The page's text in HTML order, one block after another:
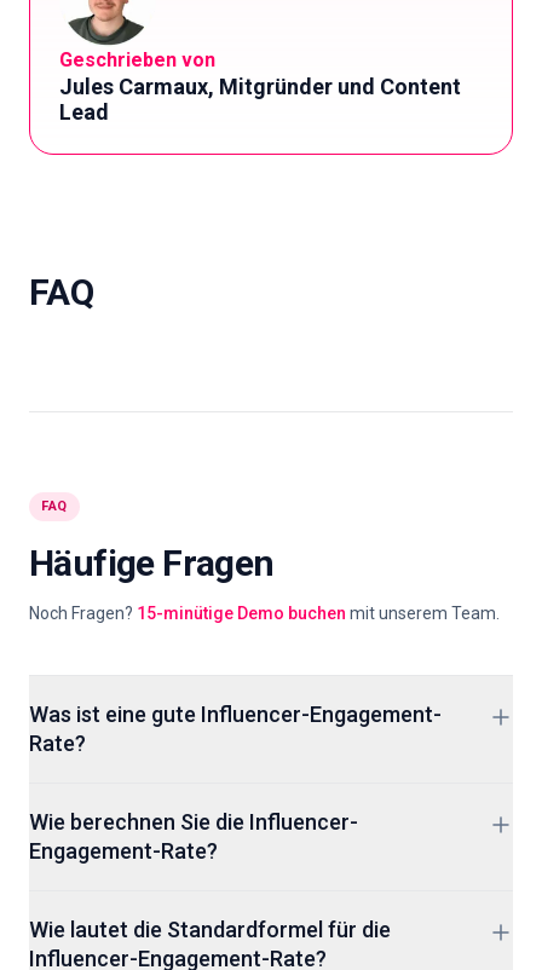
Geschrieben von
Jules Carmaux, Mitgründer und Content
Lead
FAQ
FAQ
Häufige Fragen
Noch Fragen? 15-minütige Demo buchen mit unserem Team.
Was ist eine gute Influencer-Engagement-
Rate?
relevanten Benchmark für Plattform, Tier, Nische und
Format des Creators. Sie muss außerdem von echten
Vergleichen Sie sie daher mit Peers, bevor Sie urteilen.
Wie berechnen Sie die Influencer-
Engagement-Rate?
durch Follower, Reichweite, Impressionen oder Views,
multipliziert mit 100. Für das Creator-Screening sind
Wie lautet die Standardformel für die
Influencer-Engagement-Rate?